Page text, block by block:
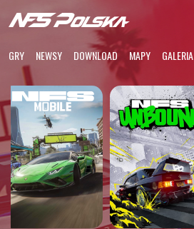
GRY NEWSY DOWNLOAD MAPY GALERIA